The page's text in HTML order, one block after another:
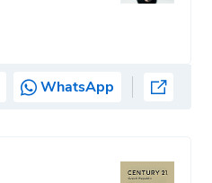
WhatsApp